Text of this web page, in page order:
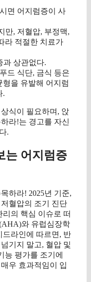
면 어지럼증이 사
만, 저혈압, 부정맥,
라 적절한 치료가
과 상관없다.
드 식단, 금식 등은
을 유발해 어지럼
.
식이 필요하며, 앉
라!는 경고를 자신
.
는 어지럼증
하라! 2025년 기준,
혈압의 조기 진단
의 핵심 이슈로 떠
와 유럽심장학
드라인에 따르면, 반
기지 말고, 혈압 및
능 평가를 조기에
우 효과적임이 입